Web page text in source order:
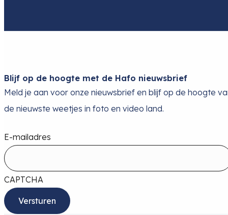
Blijf op de hoogte met de Hafo nieuwsbrief
Meld je aan voor onze nieuwsbrief en blijf op de hoogte
de nieuwste weetjes in foto en video land.
E-mailadres
CAPTCHA